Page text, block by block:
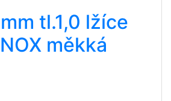
tl.1,0 lžíce
měkká